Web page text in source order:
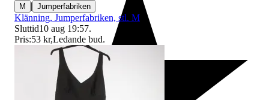
M | Jumperfabriken
Klänning, Jumperfabriken, stl. M
Sluttid10 aug 19:57.
Pris:53 kr,Ledande bud.